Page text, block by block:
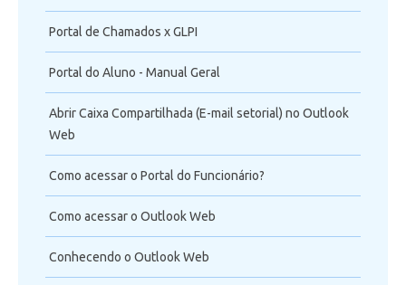
Portal de Chamados x GLPI
Portal do Aluno - Manual Geral
Abrir Caixa Compartilhada (E-mail setorial) no Outlook
Web
Como acessar o Portal do Funcionário?
Como acessar o Outlook Web
Conhecendo o Outlook Web